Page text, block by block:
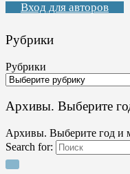
Вход для авторов
Рубрики
Рубрики
Архивы. Выберите
Архивы. Выберите год и
Search for: